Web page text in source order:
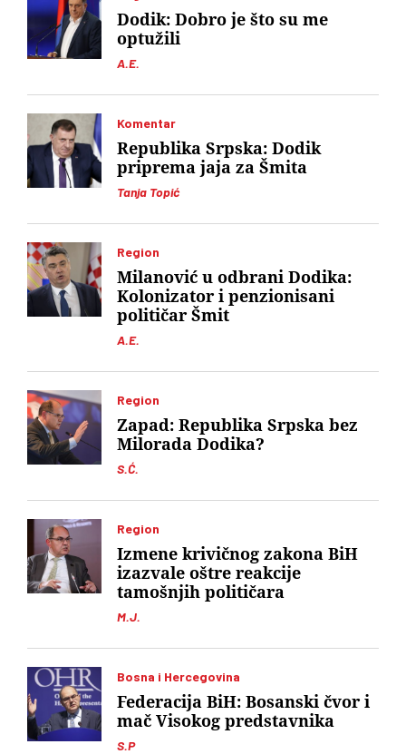
A.E.
Dodik: Dobro je što su me
optužili
Komentar
Tanja Topić
Republika Srpska: Dodik
priprema jaja za Šmita
Region
A.E.
Milanović u odbrani Dodika:
Kolonizator i penzionisani
političar Šmit
Region
S.Ć.
Zapad: Republika Srpska bez
Milorada Dodika?
Region
M.J.
Izmene krivičnog zakona BiH
izazvale oštre reakcije
tamošnjih političara
Bosna i Hercegovina
S.P
Federacija BiH: Bosanski čvor i
mač Visokog predstavnika